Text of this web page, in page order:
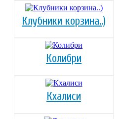
Клубники корзина..)
Колибри
Кхалиси